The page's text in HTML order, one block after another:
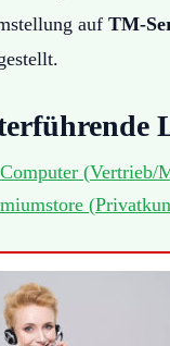
auf TM-
(Vertrieb/